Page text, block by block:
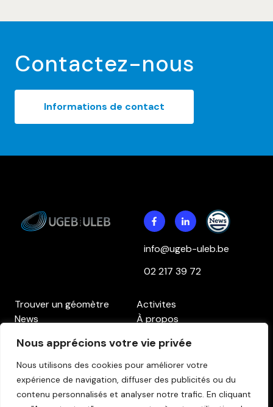
Nous apprécions votre vie privée
Nous utilisons des cookies pour améliorer votre
expérience de navigation, diffuser des publicités ou du
contenu personnalisés et analyser notre trafic. En cliquant
Contactez-nous
Informations de contact
Trouver un géomètre
Activites
News
À propos
Politique de confidentialitéPolitique des cookies
Clause de non-
responsabilité
info@ugeb-uleb.be
02 217 39 72